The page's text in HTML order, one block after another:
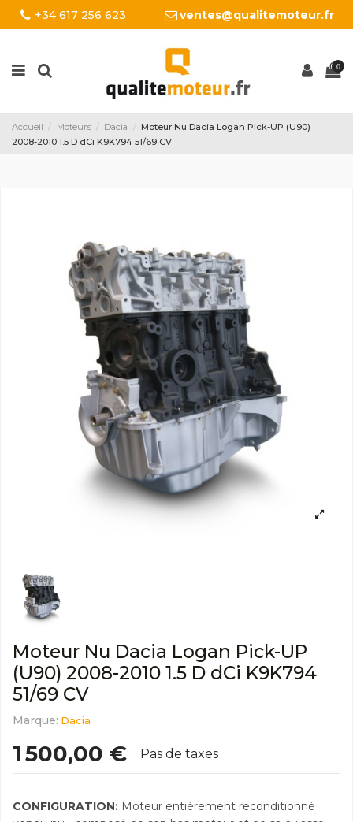
+34 617 256 623 ventes@qualitemoteur.fr
0
Accueil Moteurs Dacia
Moteur Nu Dacia Logan Pick-UP (U90)
2008-2010 1.5 D dCi K9K794 51/69 CV
Moteur Nu Dacia Logan Pick-UP
(U90) 2008-2010 1.5 D dCi K9K794
51/69 CV
Marque: Dacia
1 500,00 € Pas de taxes
CONFIGURATION: Moteur entièrement reconditionné